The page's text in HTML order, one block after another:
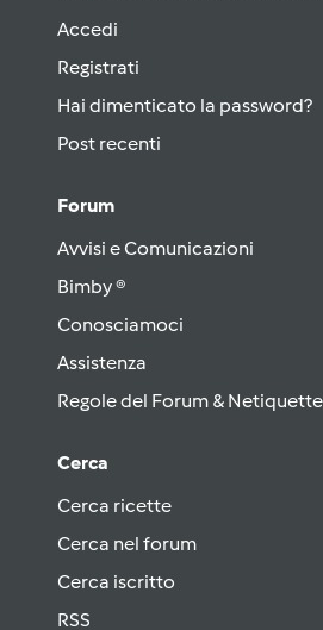
Accedi
Registrati
Hai dimenticato la password?
Post recenti
Forum
Avvisi e Comunicazioni
Bimby ®
Conosciamoci
Assistenza
Regole del Forum & Netiquette
Cerca
Cerca ricette
Cerca nel forum
Cerca iscritto
RSS